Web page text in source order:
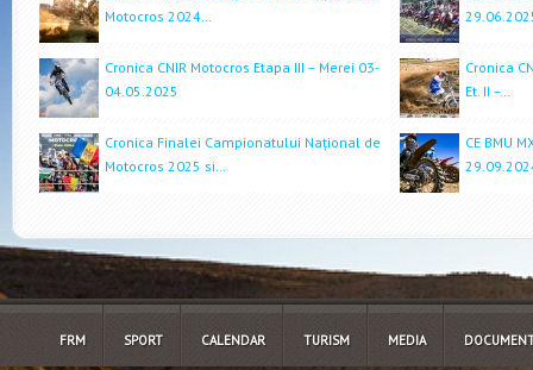
Motocros 2024…
Cronica CNIR Motocros Etapa III – Merei 03-
04.05.2025
Cronica
Et. II –…
Cronica Finalei Campionatului Național de
Motocros 2025 si…
CE BMU
FRM SPORT CALENDAR TURISM MEDIA